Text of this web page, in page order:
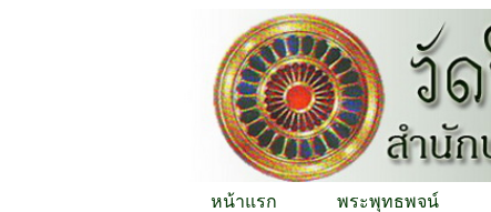
หน้าแรก พระพุทธพจน์